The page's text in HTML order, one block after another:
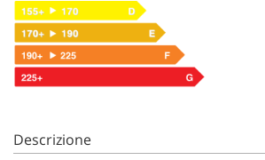
Descrizione